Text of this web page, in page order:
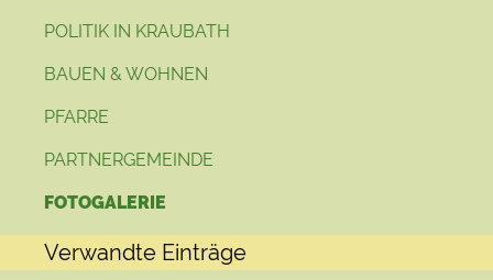
POLITIK IN KRAUBATH
BAUEN & WOHNEN
PFARRE
PARTNERGEMEINDE
FOTOGALERIE
Verwandte Einträge